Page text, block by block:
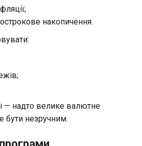
накопичення.
— надто велике валютне
бути незручним.